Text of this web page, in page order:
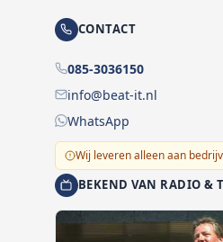
CONTACT
085-3036150
info@beat-it.nl
WhatsApp
Wij leveren alleen aan
BEKEND VAN RADIO &